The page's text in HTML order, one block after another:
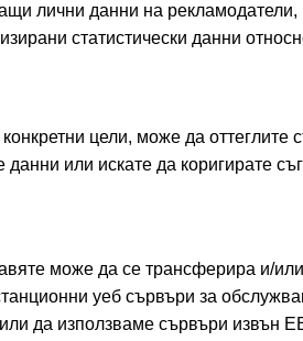
лични данни на рекламодатели,
статистически данни
цели, може да оттеглите
или искате да коригирате
може да се трансферира и/
уеб сървъри за
да използваме сървъри извън